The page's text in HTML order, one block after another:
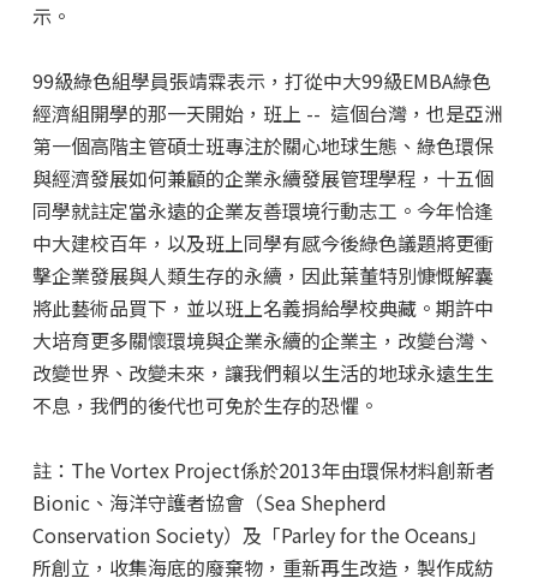
示。
99級綠色組學員張靖霖表示，打從中大99級EMBA綠色
經濟組開學的那一天開始，班上 -- 這個台灣，也是亞洲
第一個高階主管碩士班專注於關心地球生態、綠色環保
與經濟發展如何兼顧的企業永續發展管理學程，十五個
同學就註定當永遠的企業友善環境行動志工。今年恰逢
中大建校百年，以及班上同學有感今後綠色議題將更衝
擊企業發展與人類生存的永續，因此葉董特別慷慨解囊
將此藝術品買下，並以班上名義捐給學校典藏。期許中
大培育更多關懷環境與企業永續的企業主，改變台灣、
改變世界、改變未來，讓我們賴以生活的地球永遠生生
不息，我們的後代也可免於生存的恐懼。
註：The Vortex Project係於2013年由環保材料創新者
Bionic、海洋守護者協會（Sea Shepherd
Conservation Society）及「Parley for the Oceans」
所創立，收集海底的廢棄物，重新再生改造，製作成紡